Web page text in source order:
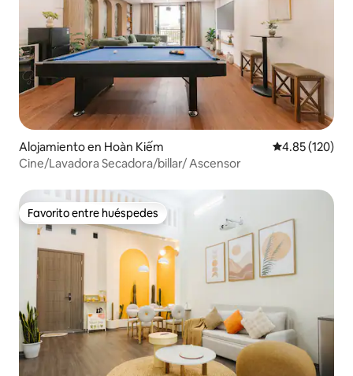
Alojamiento en Hoàn Kiếm Calificación
4.85 (120)
Cine/Lavadora Secadora/billar/ Ascensor
Favorito entre huéspedes
Favorito entre huéspedes